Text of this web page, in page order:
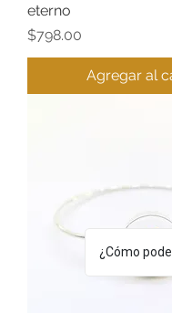
eterno
Precio
$798.00
Agregar al
¿Cómo